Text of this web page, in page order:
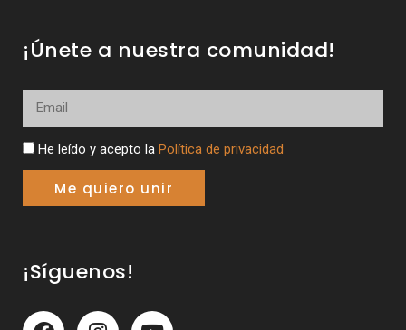
¡Únete a nuestra comunidad!
He leído y acepto la Política de privacidad
Me quiero unir
¡Síguenos!